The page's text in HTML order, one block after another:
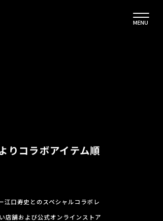
MENU
りコラボアイテム順
江口寿史とのスペシャルコラボレ
店舗および公式オンラインストア